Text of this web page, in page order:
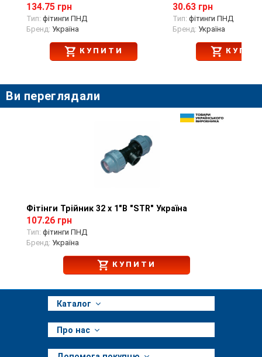
134.75 грн
Тип: фітинги ПНД
Бренд: Україна
КУПИТИ
30.63 грн
Тип: фітинги ПНД
Бренд: Україна
Ви переглядали
Перегляд товару
Фітінги Трійник 32 х 1"В "STR" Україна
107.26 грн
Тип: фітинги ПНД
Бренд: Україна
КУПИТИ
Каталог
Про нас